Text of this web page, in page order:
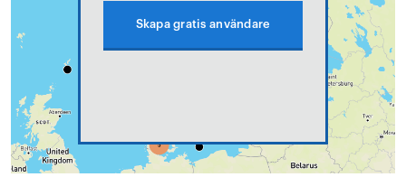
Skapa gratis användare